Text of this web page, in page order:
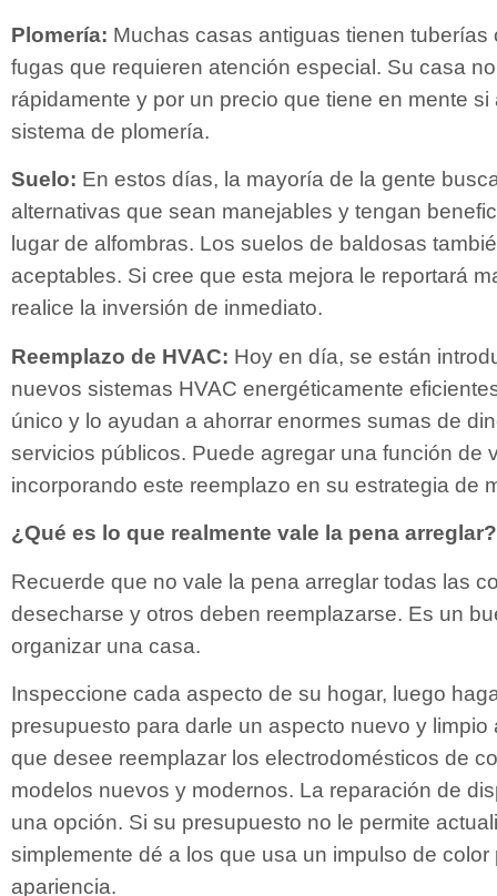
Plomería: Muchas casas antiguas tienen
fugas que requieren atención especial. Su casa
rápidamente y por un precio que tiene en mente
sistema de plomería.
Suelo: En estos días, la mayoría de la gente
alternativas que sean manejables y tengan
lugar de alfombras. Los suelos de baldosas
aceptables. Si cree que esta mejora le reportará
realice la inversión de inmediato.
Reemplazo de HVAC: Hoy en día, se están
nuevos sistemas HVAC energéticamente
único y lo ayudan a ahorrar enormes sumas de
servicios públicos. Puede agregar una función de
incorporando este reemplazo en su estrategia de
¿Qué es lo que realmente vale la pena arreglar?
Recuerde que no vale la pena arreglar todas las
desecharse y otros deben reemplazarse. Es un
organizar una casa.
Inspeccione cada aspecto de su hogar, luego
presupuesto para darle un aspecto nuevo y limpio
que desee reemplazar los electrodomésticos de
modelos nuevos y modernos. La reparación de
una opción. Si su presupuesto no le permite
simplemente dé a los que usa un impulso de color
apariencia.